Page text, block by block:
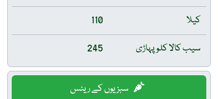
کیلا
110
سیب کالا کلو پہاڑی
245
سبزیوں کے ریٹس